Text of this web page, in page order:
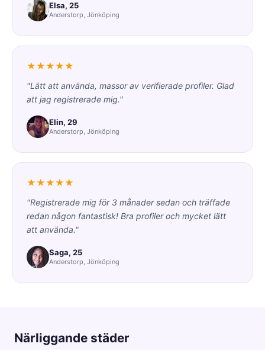
Elsa, 25
Anderstorp, Jönköping
★★★★★
"Lätt att använda, massor av verifierade profiler. Glad
att jag registrerade mig."
Elin, 29
Anderstorp, Jönköping
★★★★★
"Registrerade mig för 3 månader sedan och träffade
redan någon fantastisk! Bra profiler och mycket lätt
att använda."
Saga, 25
Anderstorp, Jönköping
Närliggande städer